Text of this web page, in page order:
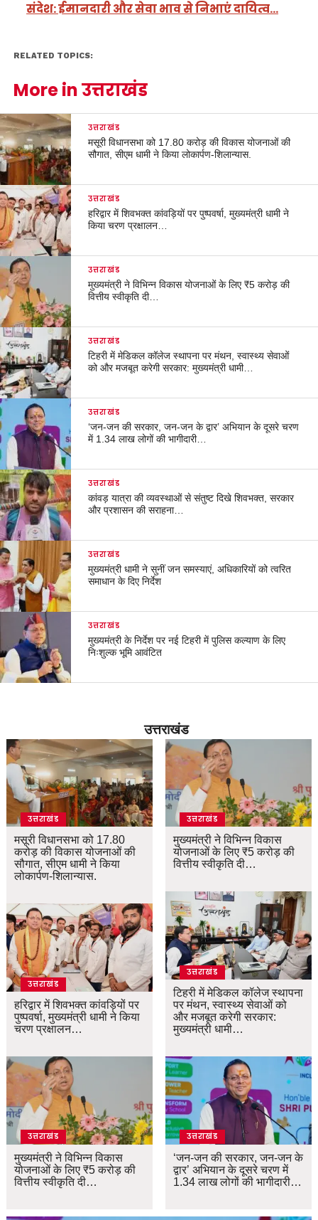
संदेश: ईमानदारी और सेवा भाव से निभाएं दायित्व…
RELATED TOPICS:
More in उत्तराखंड
उत्तराखंड
मसूरी विधानसभा को 17.80 करोड़ की विकास योजनाओं की
सौगात, सीएम धामी ने किया लोकार्पण-शिलान्यास.
उत्तराखंड
हरिद्वार में शिवभक्त कांवड़ियों पर पुष्पवर्षा, मुख्यमंत्री धामी ने
किया चरण प्रक्षालन…
उत्तराखंड
मुख्यमंत्री ने विभिन्न विकास योजनाओं के लिए ₹5 करोड़ की
वित्तीय स्वीकृति दी…
उत्तराखंड
टिहरी में मेडिकल कॉलेज स्थापना पर मंथन, स्वास्थ्य सेवाओं
को और मजबूत करेगी सरकार: मुख्यमंत्री धामी…
उत्तराखंड
‘जन-जन की सरकार, जन-जन के द्वार’ अभियान के दूसरे चरण
में 1.34 लाख लोगों की भागीदारी…
उत्तराखंड
कांवड़ यात्रा की व्यवस्थाओं से संतुष्ट दिखे शिवभक्त, सरकार
और प्रशासन की सराहना…
उत्तराखंड
मुख्यमंत्री धामी ने सुनीं जन समस्याएं, अधिकारियों को त्वरित
समाधान के दिए निर्देश
उत्तराखंड
मुख्यमंत्री के निर्देश पर नई टिहरी में पुलिस कल्याण के लिए
निःशुल्क भूमि आवंटित
उत्तराखंड
उत्तराखंड
मसूरी विधानसभा को 17.80
करोड़ की विकास योजनाओं की
सौगात, सीएम धामी ने किया
लोकार्पण-शिलान्यास.
उत्तराखंड
हरिद्वार में शिवभक्त कांवड़ियों पर
पुष्पवर्षा, मुख्यमंत्री धामी ने किया
चरण प्रक्षालन…
उत्तराखंड
मुख्यमंत्री ने विभिन्न विकास
योजनाओं के लिए ₹5 करोड़ की
वित्तीय स्वीकृति दी…
उत्तराखंड
मुख्यमंत्री ने विभिन्न विकास
योजनाओं के लिए ₹5 करोड़ की
वित्तीय स्वीकृति दी…
उत्तराखंड
टिहरी में मेडिकल कॉलेज स्थापना
पर मंथन, स्वास्थ्य सेवाओं को
और मजबूत करेगी सरकार:
मुख्यमंत्री धामी…
उत्तराखंड
‘जन-जन की सरकार, जन-जन के
द्वार’ अभियान के दूसरे चरण में
1.34 लाख लोगों की भागीदारी…